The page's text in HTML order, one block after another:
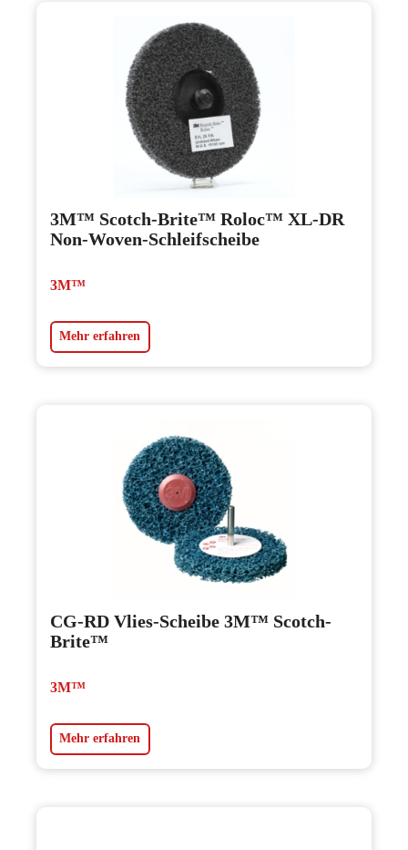
3M™ Scotch-Brite™ Roloc™ XL-DR
Non-Woven-Schleifscheibe
3M™
Mehr erfahren
CG-RD Vlies-Scheibe 3M™ Scotch-
Brite™
3M™
Mehr erfahren